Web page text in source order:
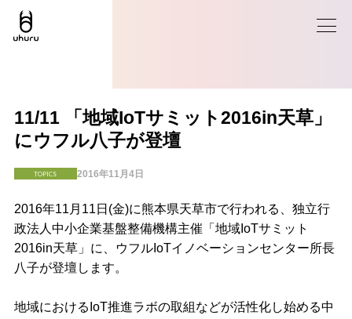
11/11 「地域IoTサミット2016in天草」
にウフル八子が登壇
TOPICS 2016年11月4日
2016年11月11日(金)に熊本県天草市で行われる、独立行
政法人中小企業基盤整備機構主催「地域IoTサミット
2016in天草」に、ウフルIoTイノベーションセンター所長
八子が登壇します。
地域におけるIoT推進ラボの取組などが活性化し始める中